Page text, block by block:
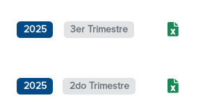
2025 3er Trimestre
2025 2do Trimestre